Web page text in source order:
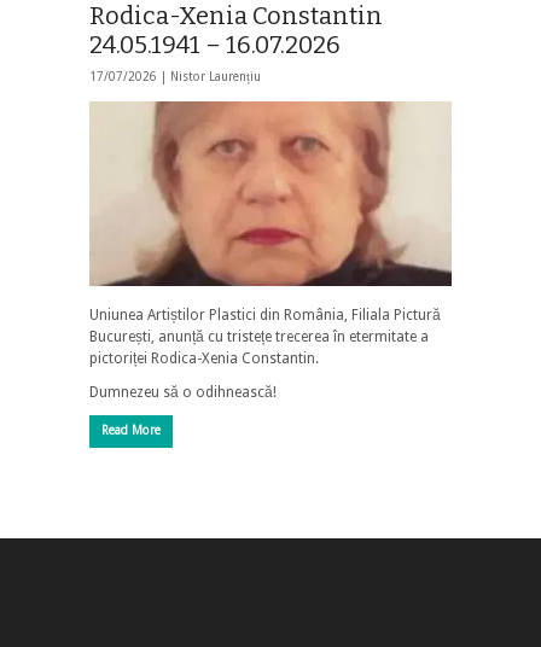
Rodica-Xenia Constantin
24.05.1941 – 16.07.2026
17/07/2026 | Nistor Laurențiu
Uniunea Artiștilor Plastici din România, Filiala Pictură
București, anunță cu tristețe trecerea în etermitate a
pictoriței Rodica-Xenia Constantin.
Dumnezeu să o odihnească!
Read More